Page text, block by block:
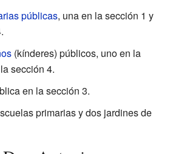
públicas, una en la sección 1 y
(kínderes) públicos, uno en la
sección 4.
en la sección 3.
primarias y dos jardines de